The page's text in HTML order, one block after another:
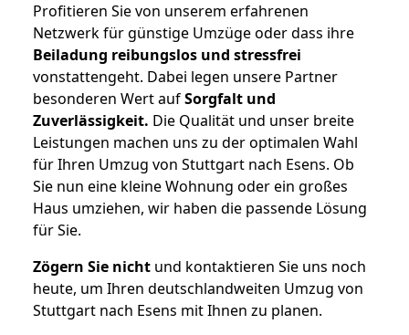
Profitieren Sie von unserem erfahrenen
Netzwerk für günstige Umzüge oder dass ihre
Beiladung reibungslos und stressfrei
vonstattengeht. Dabei legen unsere Partner
besonderen Wert aufSorgfalt und
Zuverlässigkeit. Die Qualität und unser breite
Leistungen machen uns zu der optimalen Wahl
für Ihren Umzug von Stuttgart nach Esens. Ob
Sie nun eine kleine Wohnung oder ein großes
Haus umziehen, wir haben die passende Lösung
für Sie.
Zögern Sie nicht und kontaktieren Sie uns noch
heute, um Ihren deutschlandweiten Umzug von
Stuttgart nach Esens mit Ihnen zu planen.